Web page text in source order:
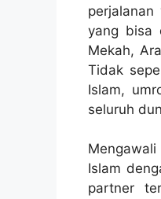
yang bisa
Mekah,
Tidak
Islam,
seluruh
Islam
partner